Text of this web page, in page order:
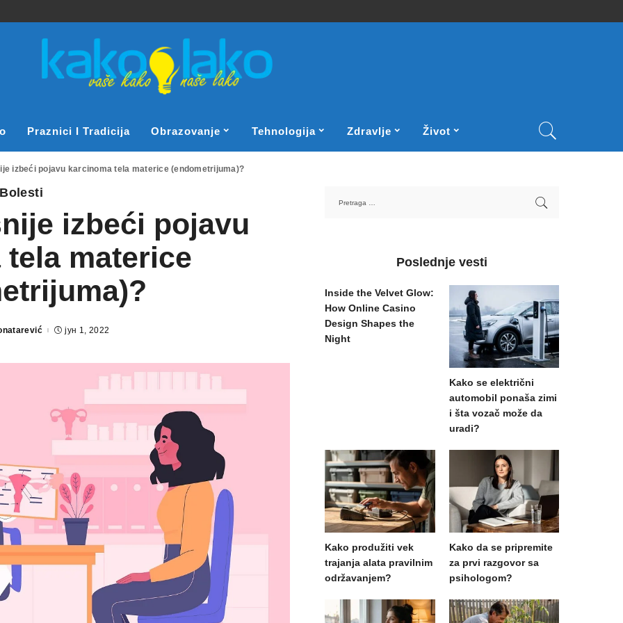
Praznici I Tradicija Obrazovanje Tehnologija Zdravlje Život
izbeći pojavu karcinoma tela materice (endometrijuma)?
Bolesti
izbeći pojavu
tela materice
јун 1, 2022
Poslednje vesti
Inside the Velvet Glow:
How Online Casino
Design Shapes the
Night
Kako se električni
automobil ponaša zimi
i šta vozač može da
uradi?
Kako produžiti vek
trajanja alata pravilnim
održavanjem?
Kako da se pripremite
za prvi razgovor sa
psihologom?